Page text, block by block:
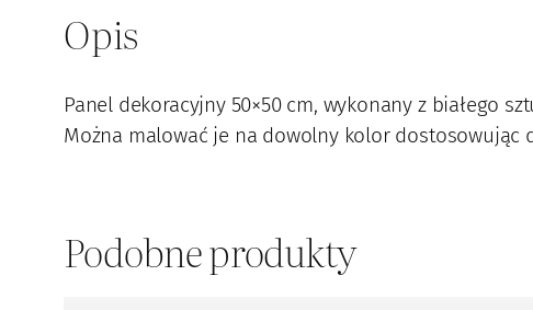
Opis
Panel dekoracyjny 50×50 cm, wykonany z białego
Można malować je na dowolny kolor dostosowując
Podobne produkty